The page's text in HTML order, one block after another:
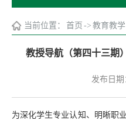
当前位置： 首页 -> 教育教学
教授导航（第四十三期
发布日期
为深化学生专业认知、明晰职